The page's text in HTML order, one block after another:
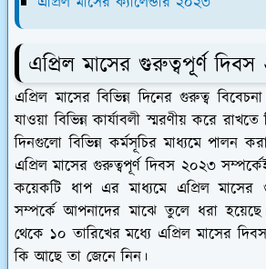
এপ্রিল মাসের গুরুত্বপূর্ণ
এপ্রিল মাসের বিভিন্ন দিনের গুরুত্ব
যাওয়া বিভিন্ন কার্যাবলী স্মরণীয় করে রাখতে
দিনগুলো বিভিন্ন কর্মসূচির মাধ্যমে পালন
এপ্রিল মাসের গুরুত্বপূর্ণ দিবস ২০২৩
কয়েকটি ধাপ এর মাধ্যমে এপ্রিল মাসের
সম্পর্কে আপনাদের মাঝে তুলে ধরা
থেকে ১০ তারিখের মধ্যে এপ্রিল মাসের
কি আছে তা জেনে নিন।